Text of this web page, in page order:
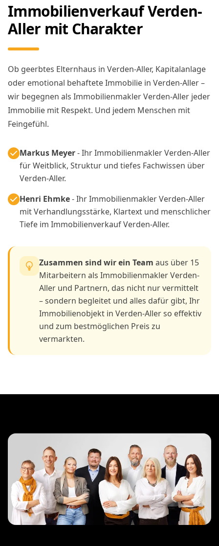
Immobilienverkauf Verden-
Aller mit Charakter
Ob geerbtes Elternhaus in Verden-Aller, Kapitalanlage
oder emotional behaftete Immobilie in Verden-Aller –
wir begegnen als Immobilienmakler Verden-Aller jeder
Immobilie mit Respekt. Und jedem Menschen mit
Feingefühl.
Markus Meyer- Ihr Immobilienmakler Verden-Aller
für Weitblick, Struktur und tiefes Fachwissen über
Verden-Aller.
Henri Ehmke- Ihr Immobilienmakler Verden-Aller
mit Verhandlungsstärke, Klartext und menschlicher
Tiefe im Immobilienverkauf Verden-Aller.
Zusammen sind wir ein Team aus über 15
Mitarbeitern als Immobilienmakler Verden-
Aller und Partnern, das nicht nur vermittelt
– sondern begleitet und alles dafür gibt, Ihr
Immobilienobjekt in Verden-Aller so effektiv
und zum bestmöglichen Preis zu
vermarkten.